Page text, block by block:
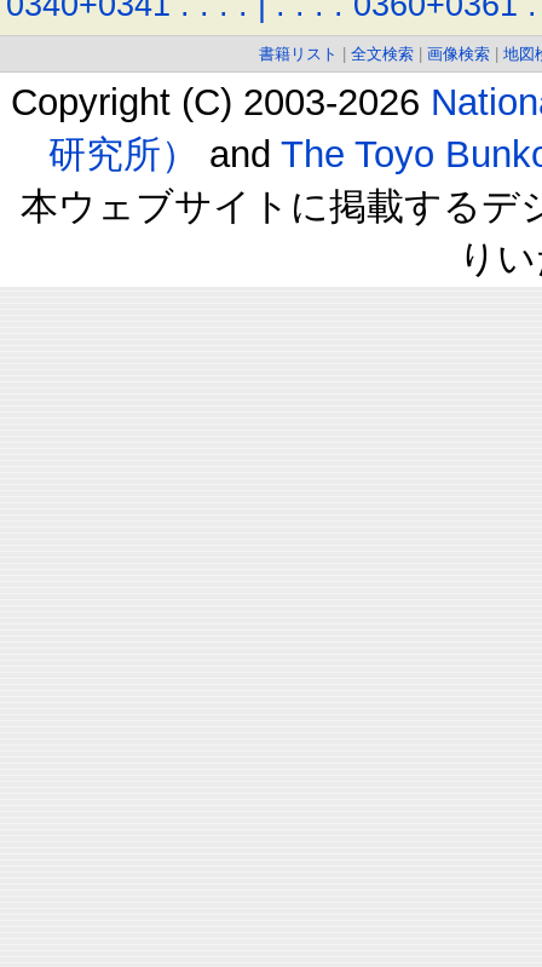
書籍リスト 全文検索 画像検索 地図
Copyright (C) 2003-2026
研究所）
and The Toyo
本ウェブサイトに掲載するデ
り